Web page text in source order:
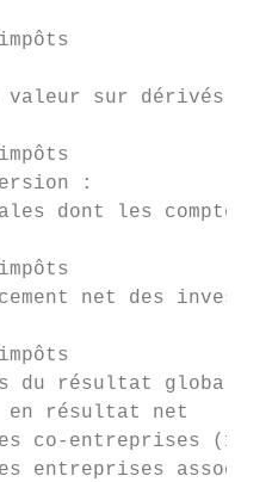
valeur sur dérivés
:
dont les comptes
net des
du résultat global
en résultat net
co-entreprises (1)
entreprises